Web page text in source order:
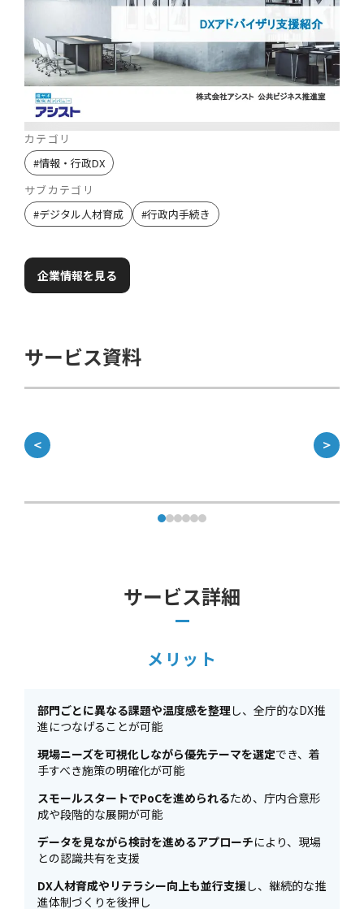
カテゴリ
#情報・行政DX
サブカテゴリ
#デジタル人材育成 #行政内手続き
企業情報を見る
サービス資料
＜ ＞
サービス詳細
メリット
部門ごとに異なる課題や温度感を整理し、全庁的なDX推
進につなげることが可能
現場ニーズを可視化しながら優先テーマを選定でき、着
手すべき施策の明確化が可能
スモールスタートでPoCを進められるため、庁内合意形
成や段階的な展開が可能
データを見ながら検討を進めるアプローチにより、現場
との認識共有を支援
DX人材育成やリテラシー向上も並行支援し、継続的な推
進体制づくりを後押し